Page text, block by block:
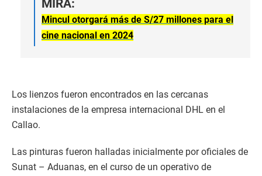
MIRA:
Mincul otorgará más de S/27 millones para el
cine nacional en 2024
Los lienzos fueron encontrados en las cercanas
instalaciones de la empresa internacional DHL en el
Callao.
Las pinturas fueron halladas inicialmente por oficiales de
Sunat – Aduanas, en el curso de un operativo de